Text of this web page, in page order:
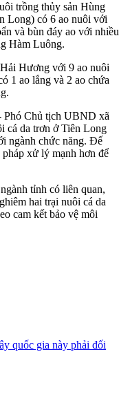
trồng thủy sản Hùng
Long) có 6 ao nuôi với
và bùn đáy ao với nhiều
Hàm Luông.
Hương với 9 ao nuôi
1 ao lắng và 2 ao chứa
Phó Chủ tịch UBND xã
cá da trơn ở Tiên Long
ngành chức năng. Đế
xử lý mạnh hơn để
tỉnh có liên quan,
hai trại nuôi cá da
cam kết bảo vệ môi
quốc gia này phải đối